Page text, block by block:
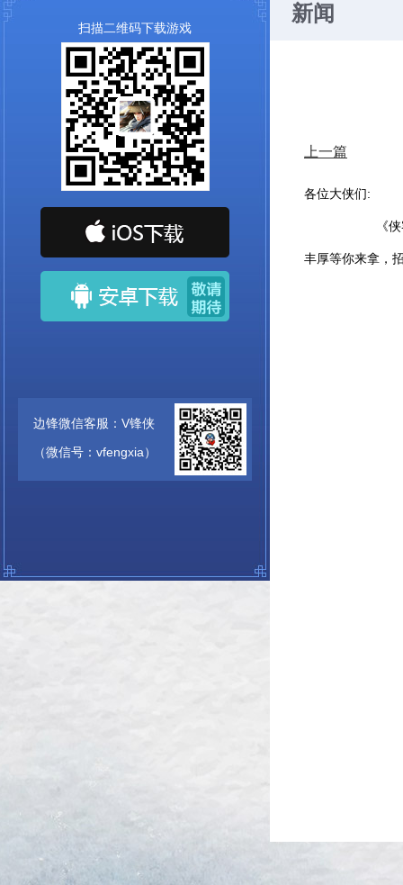
扫描二维码下载游戏
边锋微信客服：V锋侠
（微信号：vfengxia）
新闻
上一篇
各位大侠们:
《侠客风云传
丰厚等你来拿，